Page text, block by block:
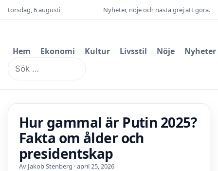
torsdag, 6 augusti Nyheter, nöje och nästa grej att göra.
Hem Ekonomi Kultur Livsstil Nöje
Nyheter
Sök
efter:
Hur gammal är Putin 2025?
Fakta om ålder och
presidentskap
Av Jakob Stenberg · april 25, 2026